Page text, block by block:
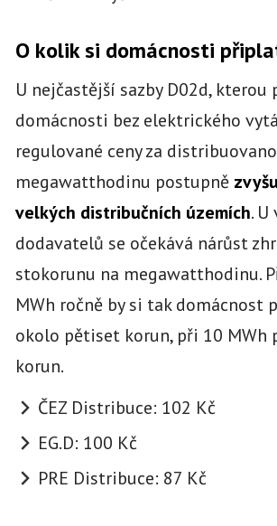
O kolik si domácnosti
U nejčastější sazby D02d, kterou
domácnosti bez elektrického
regulované ceny za
megawatthodinu postupně
velkých distribučních územích. U
dodavatelů se očekává nárůst
stokorunu na megawatthodinu.
MWh ročně by si tak domácnost
okolo pětiset korun, při 10 MWh
korun.
ČEZ Distribuce: 102 Kč
EG.D: 100 Kč
PRE Distribuce: 87 Kč